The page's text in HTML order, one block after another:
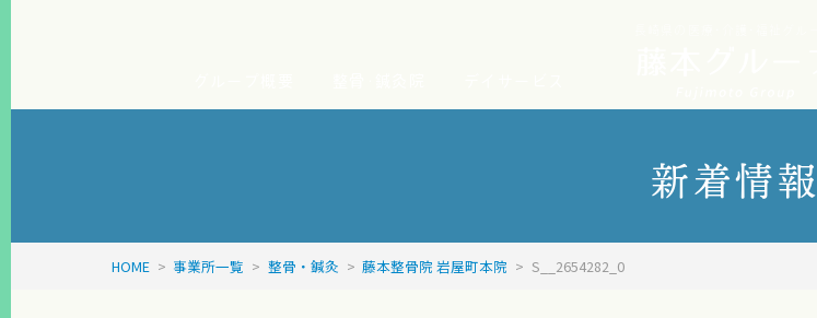
新着情報
HOME > 事業所一覧 > 整骨・鍼灸 > 藤本整骨院 岩屋町本院 > S__2654282_0